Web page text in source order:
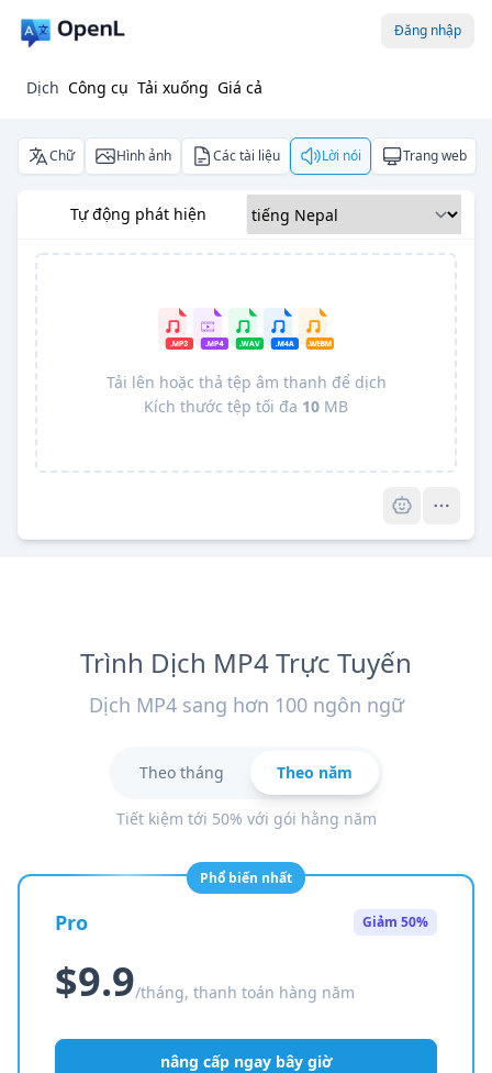
Đăng nhập
Dịch Công cụ Tải xuống Giá cả
Chữ Hình ảnh Các tài liệu Lời nói Trang web
Tự động phát hiện
Tải lên hoặc thả tệp âm thanh để dịch
Kích thước tệp tối đa 10 MB
Trình Dịch MP4 Trực Tuyến
Dịch MP4 sang hơn 100 ngôn ngữ
Theo tháng Theo năm
Tiết kiệm tới 50% với gói hằng năm
Phổ biến nhất
Pro Giảm 50%
$9.9/tháng, thanh toán hàng năm
nâng cấp ngay bây giờ